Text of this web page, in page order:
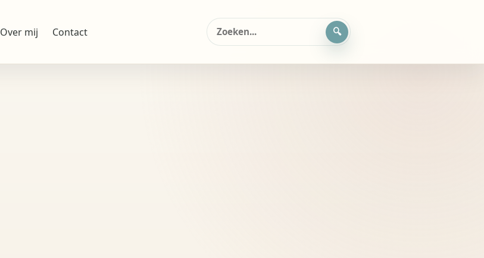
Over mij Contact
Zoeken
naar: